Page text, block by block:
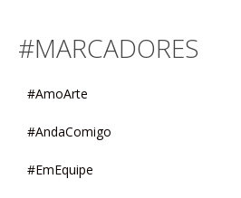
#MARCADORES
#AmoArte
#AndaComigo
#EmEquipe